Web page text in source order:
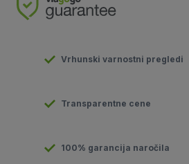
Vrhunski varnostni pregledi
Transparentne cene
100% garancija naročila